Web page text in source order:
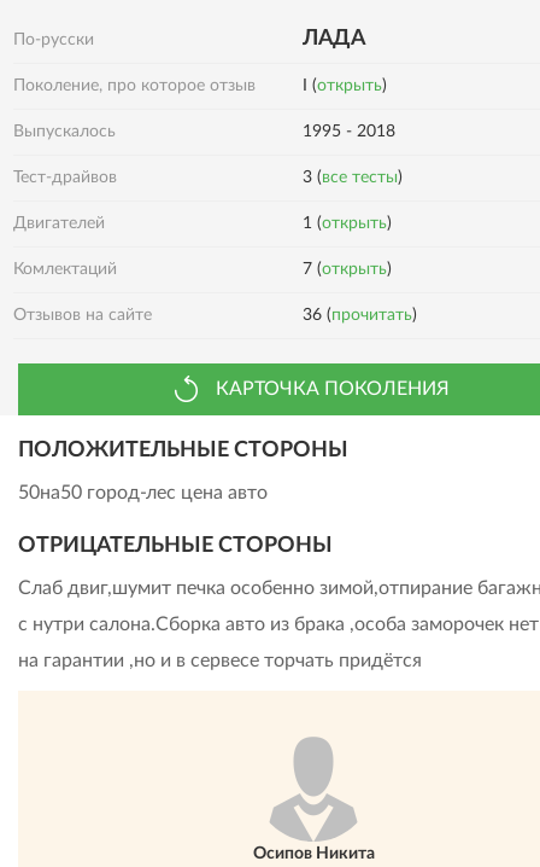
По-русски ЛАДА
Поколение, про которое отзыв I (открыть)
Выпускалось 1995 - 2018
Тест-драйвов 3 (все тесты)
Двигателей 1 (открыть)
Комлектаций 7 (открыть)
Отзывов на сайте 36 (прочитать)
КАРТОЧКА ПОКОЛЕНИЯ
ПОЛОЖИТЕЛЬНЫЕ СТОРОНЫ
50на50 город-лес цена авто
ОТРИЦАТЕЛЬНЫЕ СТОРОНЫ
Слаб двиг,шумит печка особенно зимой,отпирание
с нутри салона.Сборка авто из брака ,особа заморочек нет
на гарантии ,но и в сервесе торчать придётся
Осипов Никита